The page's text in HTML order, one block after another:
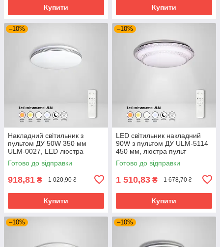
Купити Купити
–10%
Накладний світильник з
пультом ДУ 50W 350 мм
ULM-0027, LED люстра
кругла з пультом
Готово до відправки
918,81 ₴ 1 020,90 ₴
Купити
–10%
LED світильник накладний
90W з пультом ДУ ULM-5114
450 мм, люстра пульт
дистанційного керування
Готово до відправки
1 510,83 ₴ 1 678,70 ₴
Купити
–10% –10%